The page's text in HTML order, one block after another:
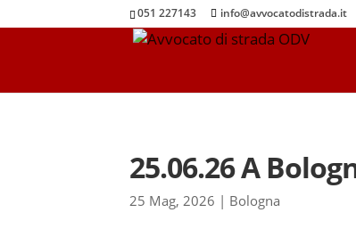
051 227143 info@avvocatodistrada.it
25.06.26 A
25 Mag, 2026 | Bologna